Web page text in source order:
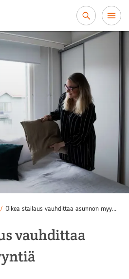
/ Oikea stailaus vauhdittaa asunnon myyntiä
vauhdittaa